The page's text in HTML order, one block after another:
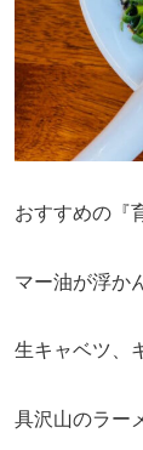
おすすめの『
マー油が浮か
生キャベツ、
具沢山のラー